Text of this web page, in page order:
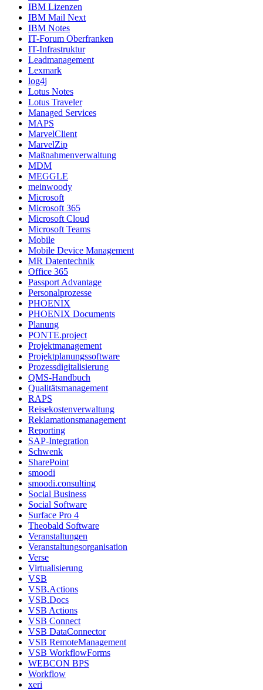
IBM Lizenzen
IBM Mail Next
IBM Notes
IT-Forum Oberfranken
IT-Infrastruktur
Leadmanagement
Lexmark
log4j
Lotus Notes
Lotus Traveler
Managed Services
MAPS
MarvelClient
MarvelZip
Maßnahmenverwaltung
MDM
MEGGLE
meinwoody
Microsoft
Microsoft 365
Microsoft Cloud
Microsoft Teams
Mobile
Mobile Device Management
MR Datentechnik
Office 365
Passport Advantage
Personalprozesse
PHOENIX
PHOENIX Documents
Planung
PONTE.project
Projektmanagement
Projektplanungssoftware
Prozessdigitalisierung
QMS-Handbuch
Qualitätsmanagement
RAPS
Reisekostenverwaltung
Reklamationsmanagement
Reporting
SAP-Integration
Schwenk
SharePoint
smoodi
smoodi.consulting
Social Business
Social Software
Surface Pro 4
Theobald Software
Veranstaltungen
Veranstaltungsorganisation
Verse
Virtualisierung
VSB
VSB.Actions
VSB.Docs
VSB Actions
VSB Connect
VSB DataConnector
VSB RemoteManagement
VSB WorkflowForms
WEBCON BPS
Workflow
xeri